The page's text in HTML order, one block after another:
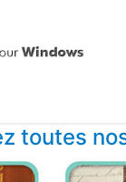
toutes